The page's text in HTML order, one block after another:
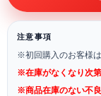
注意事項
※初回購入のお客様
※在庫がなくなり次第
※商品在庫のない不